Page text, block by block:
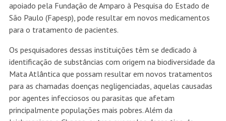
apoiado pela Fundação de Amparo à Pesquisa do Estado de
São Paulo (Fapesp), pode resultar em novos medicamentos
para o tratamento de pacientes.
Os pesquisadores dessas instituições têm se dedicado à
identificação de substâncias com origem na biodiversidade da
Mata Atlântica que possam resultar em novos tratamentos
para as chamadas doenças negligenciadas, aquelas causadas
por agentes infecciosos ou parasitas que afetam
principalmente populações mais pobres. Além da